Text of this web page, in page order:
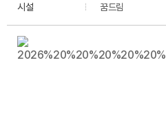
시설
꿈드림